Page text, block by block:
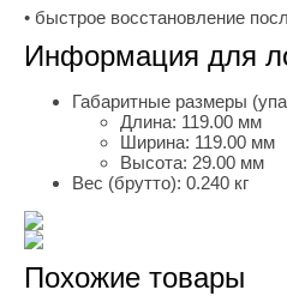
• быстрое восстановление
Информация для
Габаритные размеры
Длина: 119.00 мм
Ширина: 119.00 мм
Высота: 29.00 мм
Вес (брутто): 0.240 кг
Похожие товары